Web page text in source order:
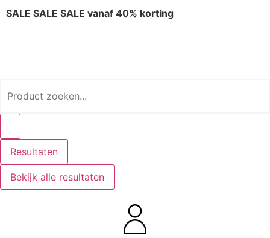
SALE SALE SALE vanaf 40% korting
Resultaten
Bekijk alle resultaten